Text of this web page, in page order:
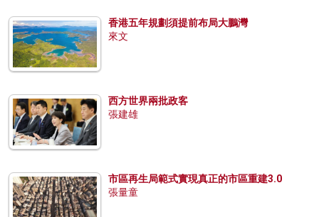
香港五年規劃須提前布局大鵬灣
來文
西方世界兩批政客
張建雄
市區再生局範式實現真正的市區重建3.0
張量童